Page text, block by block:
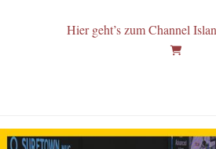
Hier geht’s zum Channel